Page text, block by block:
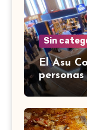
Sin
El Asu